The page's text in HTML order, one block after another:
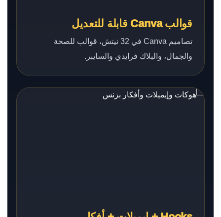
قوالب Canva قابلة للتعديل
تصاميم Canva في 32 نيتش، قوالب للصحة
والجمال، والبلاك فرايدي والسايبر.